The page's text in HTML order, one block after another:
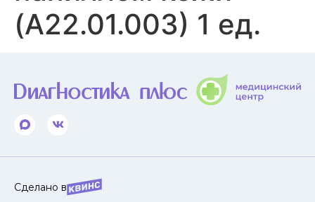
(A22.01.003) 1 ед.
Сделано в